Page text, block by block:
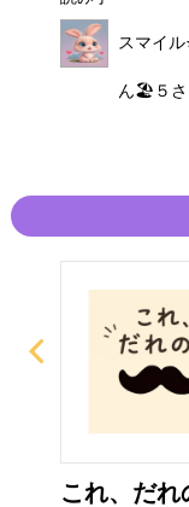
スマイル
ん🏖５さ
これ、だれ